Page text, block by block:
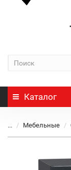
Каталог
... Мебельные